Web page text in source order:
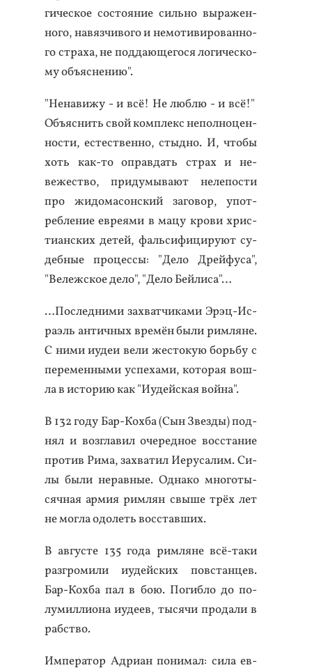
гичес­кое сос­то­яние силь­но вы­ражен­
но­го, на­вяз­чи­вого и не­моти­виро­ван­но­
го стра­ха, не под­да­юще­гося ло­гичес­ко­
му объ­яс­не­нию".
"Не­нави­жу - и всё! Не люб­лю - и всё!"
Объ­яс­нить свой ком­плекс не­пол­но­цен­
ности, ес­тес­твен­но, стыд­но. И, что­бы
хоть как-то оп­равдать страх и не­
вежес­тво, при­думы­ва­ют не­лепос­ти
про жи­дома­сон­ский за­говор, упот­
ребле­ние ев­ре­ями в ма­цу кро­ви хрис­
ти­ан­ских де­тей, фаль­си­фици­ру­ют су­
деб­ные про­цес­сы: "Де­ло Дрей­фу­са",
"Ве­леж­ское де­ло", "Де­ло Бей­ли­са"…
…Пос­ледни­ми зах­ватчи­ками Эрэц-Ис­
ра­эль ан­тичных вре­мён бы­ли рим­ля­не.
С ни­ми и­удеи ве­ли жес­то­кую борь­бу с
пе­ремен­ны­ми ус­пе­хами, ко­торая вош­
ла в ис­то­рию как "И­удей­ская вой­на".
В 132 го­ду Бар-Кох­ба (Сын Звез­ды) под­
нял и воз­гла­вил оче­ред­ное вос­ста­ние
про­тив Ри­ма, зах­ва­тил И­еру­салим. Си­
лы бы­ли не­рав­ные. Од­на­ко мно­готы­
сяч­ная ар­мия рим­лян свы­ше трёх лет
не мог­ла одо­леть вос­став­ших.
В ав­густе 135 го­да рим­ля­не всё-та­ки
раз­гро­мили и­удей­ских пов­стан­цев.
Бар-Кох­ба пал в бою. По­гиб­ло до по­
лумил­ли­она и­уде­ев, ты­сячи про­дали в
рабс­тво.
Им­пе­ратор Ад­ри­ан по­нимал: си­ла ев­